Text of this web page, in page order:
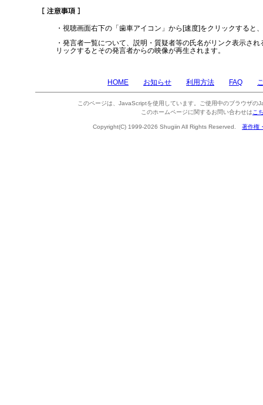
・視聴画面右下の「歯車アイコン」から[速度]をクリックすると
・発言者一覧について、説明・質疑者等の氏名がリンク表示さ
リックするとその発言者からの映像が再生されます。
HOME お知らせ 利用方法 FAQ
このページは、JavaScriptを使用しています。ご使用中のブラウザの
このホームページに関するお問い合わせは こ
Copyright(C) 1999-2026 Shugiin All Rights Reserved. 著作権